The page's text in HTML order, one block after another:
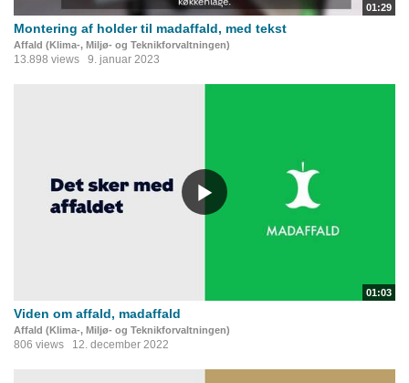
01:29
Montering af holder til madaffald, med tekst
Affald (Klima-, Miljø- og Teknikforvaltningen)
13.898 views 9. januar 2023
01:03
Viden om affald, madaffald
Affald (Klima-, Miljø- og Teknikforvaltningen)
806 views 12. december 2022